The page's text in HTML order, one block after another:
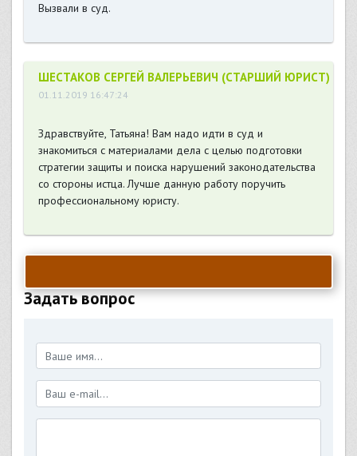
Вызвали в суд.
ШЕСТАКОВ СЕРГЕЙ ВАЛЕРЬЕВИЧ (СТАРШИЙ ЮРИСТ)
01.11.2019 16:47:24
Здравствуйте, Татьяна! Вам надо идти в суд и
знакомиться с материалами дела с целью подготовки
стратегии защиты и поиска нарушений законодательства
со стороны истца. Лучше данную работу поручить
профессиональному юристу.
Задать вопрос